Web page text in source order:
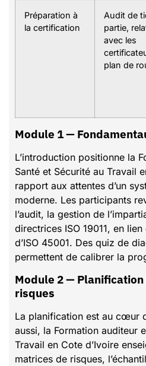
Préparation à
la certification
Audit de
partie,
avec les
plan de
Module 1 —
L’introduction positionne la
Santé et Sécurité au Travail
rapport aux attentes d’un
moderne. Les participants
l’audit, la gestion de
directrices ISO 19011, en
d’ISO 45001. Des quiz de
permettent de calibrer la
Module 2 — Planification basée sur les
risques
La planification est au cœur
aussi, la Formation auditeur
Travail en Cote d’Ivoire
matrices de risques,